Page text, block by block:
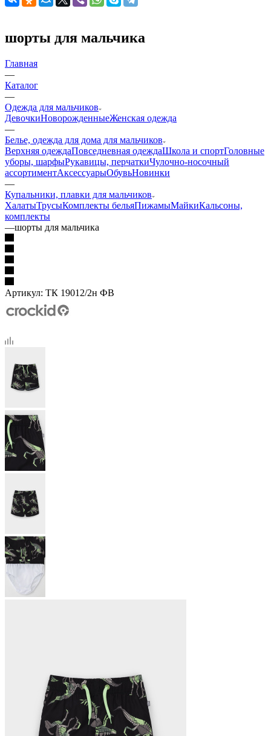
шорты для мальчика
Главная
—
Каталог
—
Одежда для мальчиков
ДевочкиНоворожденныеЖенская одежда
—
Белье, одежда для дома для мальчиков
Верхняя одеждаПовседневная одеждаШкола и спортГоловные
уборы, шарфыРукавицы, перчаткиЧулочно-носочный
ассортиментАксессуарыОбувьНовинки
—
Купальники, плавки для мальчиков
ХалатыТрусыКомплекты бельяПижамыМайкиКальсоны,
комплекты
—шорты для мальчика
Артикул: ТК 19012/2н ФВ